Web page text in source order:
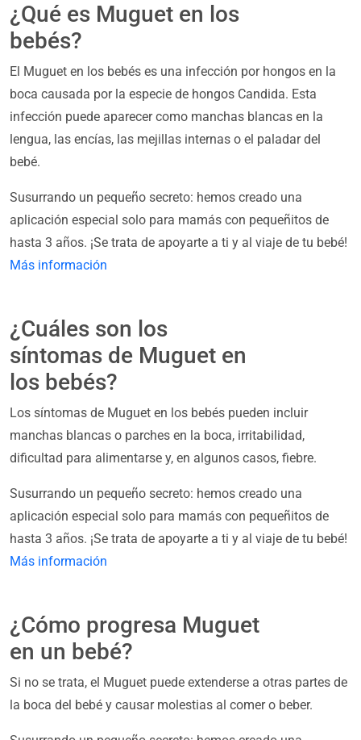
¿Qué es Muguet en los
bebés?
El Muguet en los bebés es una infección por hongos en la
boca causada por la especie de hongos Candida. Esta
infección puede aparecer como manchas blancas en la
lengua, las encías, las mejillas internas o el paladar del
bebé.
Susurrando un pequeño secreto: hemos creado una
aplicación especial solo para mamás con pequeñitos de
hasta 3 años. ¡Se trata de apoyarte a ti y al viaje de tu bebé!
Más información
¿Cuáles son los
síntomas de Muguet en
los bebés?
Los síntomas de Muguet en los bebés pueden incluir
manchas blancas o parches en la boca, irritabilidad,
dificultad para alimentarse y, en algunos casos, fiebre.
Susurrando un pequeño secreto: hemos creado una
aplicación especial solo para mamás con pequeñitos de
hasta 3 años. ¡Se trata de apoyarte a ti y al viaje de tu bebé!
Más información
¿Cómo progresa Muguet
en un bebé?
Si no se trata, el Muguet puede extenderse a otras partes de
la boca del bebé y causar molestias al comer o beber.